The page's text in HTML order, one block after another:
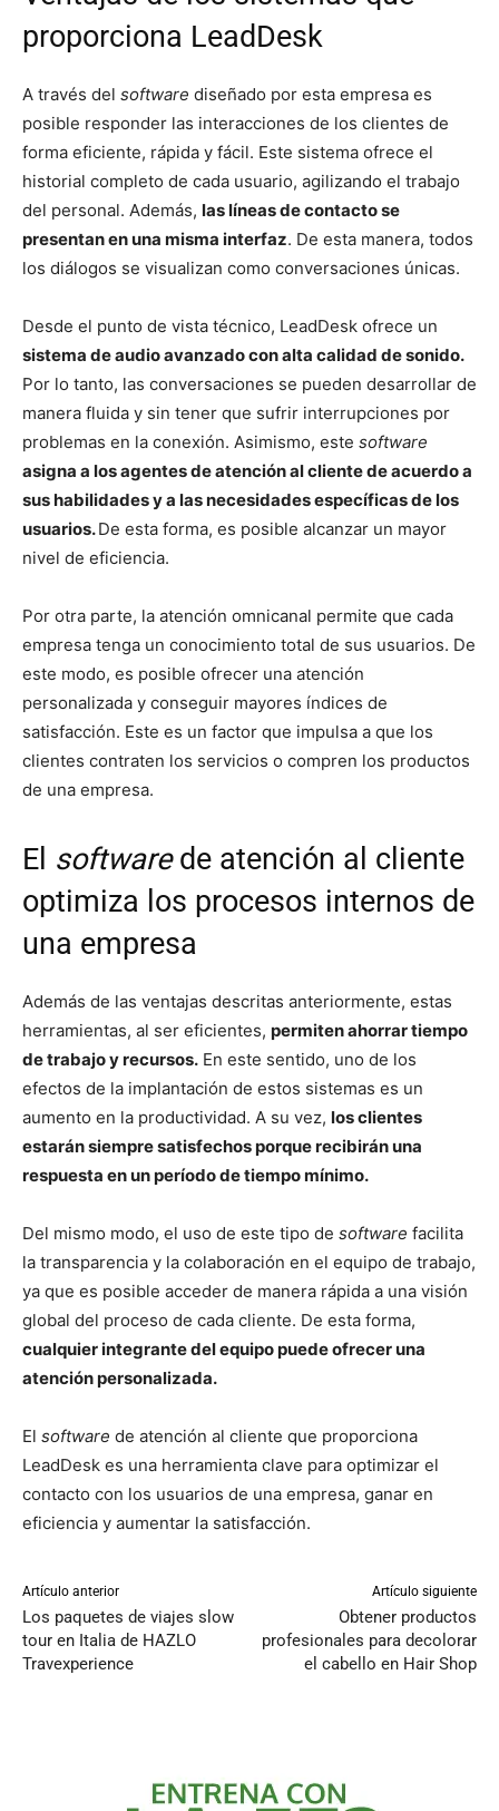
proporciona LeadDesk
A través del software diseñado por esta empresa es
posible responder las interacciones de los clientes de
forma eficiente, rápida y fácil. Este sistema ofrece el
historial completo de cada usuario, agilizando el trabajo
del personal. Además, las líneas de contacto se
presentan en una misma interfaz. De esta manera, todos
los diálogos se visualizan como conversaciones únicas.
Desde el punto de vista técnico, LeadDesk ofrece un
sistema de audio avanzado con alta calidad de sonido.
Por lo tanto, las conversaciones se pueden desarrollar de
manera fluida y sin tener que sufrir interrupciones por
problemas en la conexión. Asimismo, este software
asigna a los agentes de atención al cliente de acuerdo a
sus habilidades y a las necesidades específicas de los
usuarios.De esta forma, es posible alcanzar un mayor
nivel de eficiencia.
Por otra parte, la atención omnicanal permite que cada
empresa tenga un conocimiento total de sus usuarios. De
este modo, es posible ofrecer una atención
personalizada y conseguir mayores índices de
satisfacción. Este es un factor que impulsa a que los
clientes contraten los servicios o compren los productos
de una empresa.
El softwarede atención al cliente
optimiza los procesos internos de
una empresa
Además de las ventajas descritas anteriormente, estas
herramientas, al ser eficientes, permiten ahorrar tiempo
de trabajo y recursos. En este sentido, uno de los
efectos de la implantación de estos sistemas es un
aumento en la productividad. A su vez, los clientes
estarán siempre satisfechos porque recibirán una
respuesta en un período de tiempo mínimo.
Del mismo modo, el uso de este tipo de software facilita
la transparencia y la colaboración en el equipo de trabajo,
ya que es posible acceder de manera rápida a una visión
global del proceso de cada cliente. De esta forma,
cualquier integrante del equipo puede ofrecer una
atención personalizada.
El software de atención al cliente que proporciona
LeadDesk es una herramienta clave para optimizar el
contacto con los usuarios de una empresa, ganar en
eficiencia y aumentar la satisfacción.
Artículo anterior
Los paquetes de viajes slow
tour en Italia de HAZLO
Travexperience
Artículo siguiente
Obtener productos
profesionales para decolorar
el cabello en Hair Shop